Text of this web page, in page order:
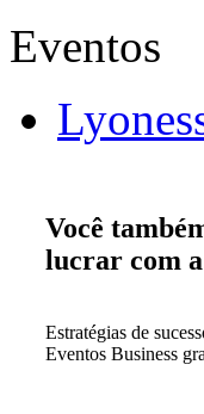
Eventos
Você
lucrar com
Estratégias de
Eventos Business